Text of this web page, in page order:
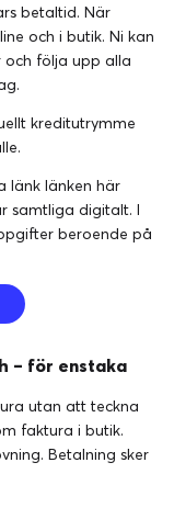
betaltid. När
och i butik. Ni kan
följa upp alla
kreditutrymme
länk länken här
samtliga digitalt. I
beroende på
– för enstaka
utan att teckna
faktura i butik.
Betalning sker